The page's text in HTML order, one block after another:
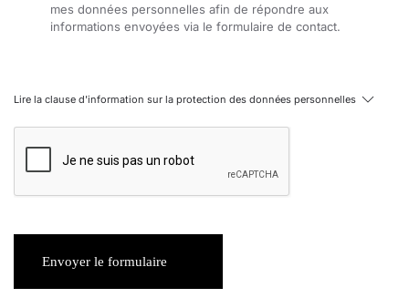
mes données personnelles afin de répondre aux
informations envoyées via le formulaire de contact.
Lire la clause d'information sur la protection des données personnelles
Envoyer le formulaire